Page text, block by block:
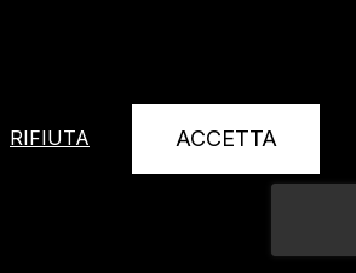
RIFIUTA ACCETTA